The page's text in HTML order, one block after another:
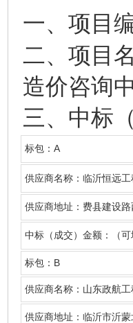
一、 项目
二、项目
造价咨询
三、中标
标包： A
供应商名称：临沂恒远工
供应商地址： 费县建设路
中标（成交）金额：（
标包： B
供应商名称：山东政航工
供应商地址：临沂市沂